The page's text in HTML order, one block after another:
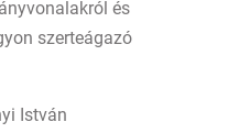
és
szerteágazó
István